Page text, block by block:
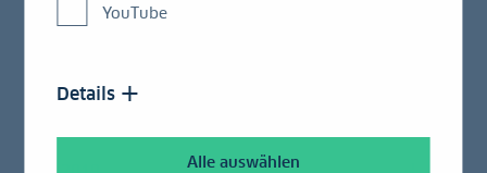
YouTube
Details
Alle auswählen